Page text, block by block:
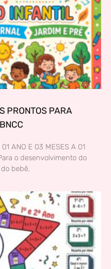
PRONTOS PARA
ANO E 03 MESES A 01
o desenvolvimento do
bebê,